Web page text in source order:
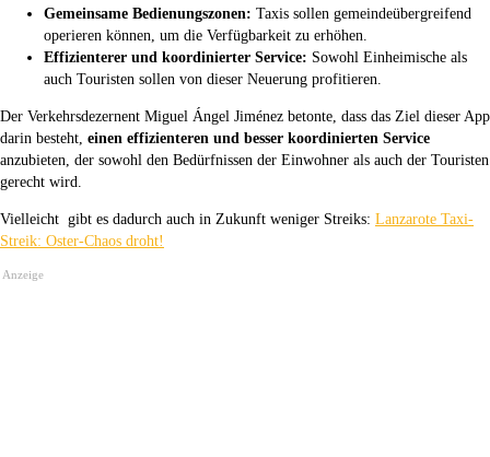
Gemeinsame Bedienungszonen: Taxis sollen gemeindeübergreifend
operieren können, um die Verfügbarkeit zu erhöhen.
Effizienterer und koordinierter Service: Sowohl Einheimische als
auch Touristen sollen von dieser Neuerung profitieren.
Der Verkehrsdezernent Miguel Ángel Jiménez betonte, dass das Ziel dieser App
darin besteht, einen effizienteren und besser koordinierten Service
anzubieten, der sowohl den Bedürfnissen der Einwohner als auch der Touristen
gerecht wird.
Vielleicht gibt es dadurch auch in Zukunft weniger Streiks: Lanzarote Taxi-
Streik: Oster-Chaos droht!
Anzeige